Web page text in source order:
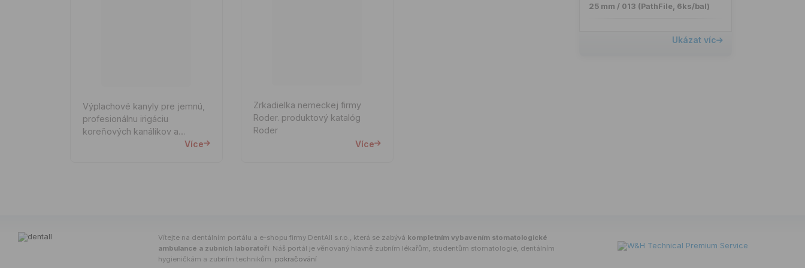
Výplachové kanyly pre jemnú,
profesionálnu irigáciu
koreňových kanálikov a
Více
Zrkadielka nemeckej firmy
Roder. produktový katalóg
Roder
Více
25 mm / 013 (PathFile, 6ks/bal)
Ukázat víc
Ví­tejte na dentálním portálu a e-shopu firmy DentAll s.r.o., která se zabývá kompletním vybavením stomatologické
ambulance a zubních laboratoří . Náš portál je věnovaný hlavně zubním lékařům, studentům stomatologie, dentálním
hygieničkám a zubním technikům. pokračování